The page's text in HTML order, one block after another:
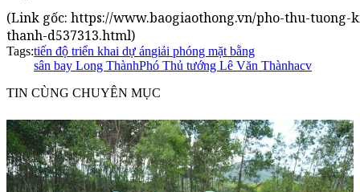
(Link gốc: https://www.baogiaothong.vn/pho-thu-
thanh-d537313.html)
Tags:tiến độ triển khai dự ángiải phóng mặt bằng
sân bay Long ThànhPhó Thủ tướng Lê Văn Thànhacv
TIN CÙNG CHUYÊN MỤC